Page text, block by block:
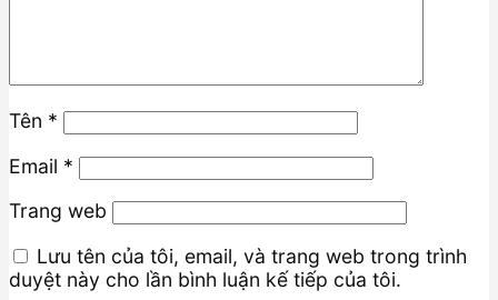
Tên *
Email *
Trang web
Lưu tên của tôi, email, và trang web trong trình
duyệt này cho lần bình luận kế tiếp của tôi.